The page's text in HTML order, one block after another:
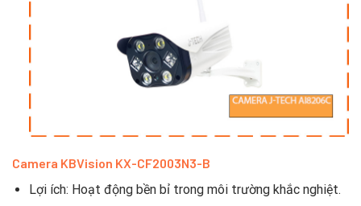
Camera KBVision KX-CF2003N3-B
Lợi ích: Hoạt động bền bỉ trong môi trường khắc nghiệt.